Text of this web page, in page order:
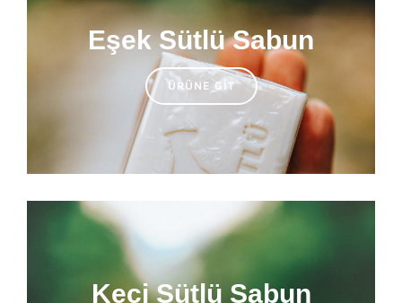
Eşek Sütlü Sabun
ÜRÜNE GIT
Keçi Sütlü Sabun